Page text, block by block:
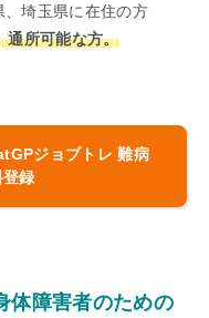
埼玉県に在住の方
通所可能な方。
ジョブトレ 難病
登録
体障害者のための